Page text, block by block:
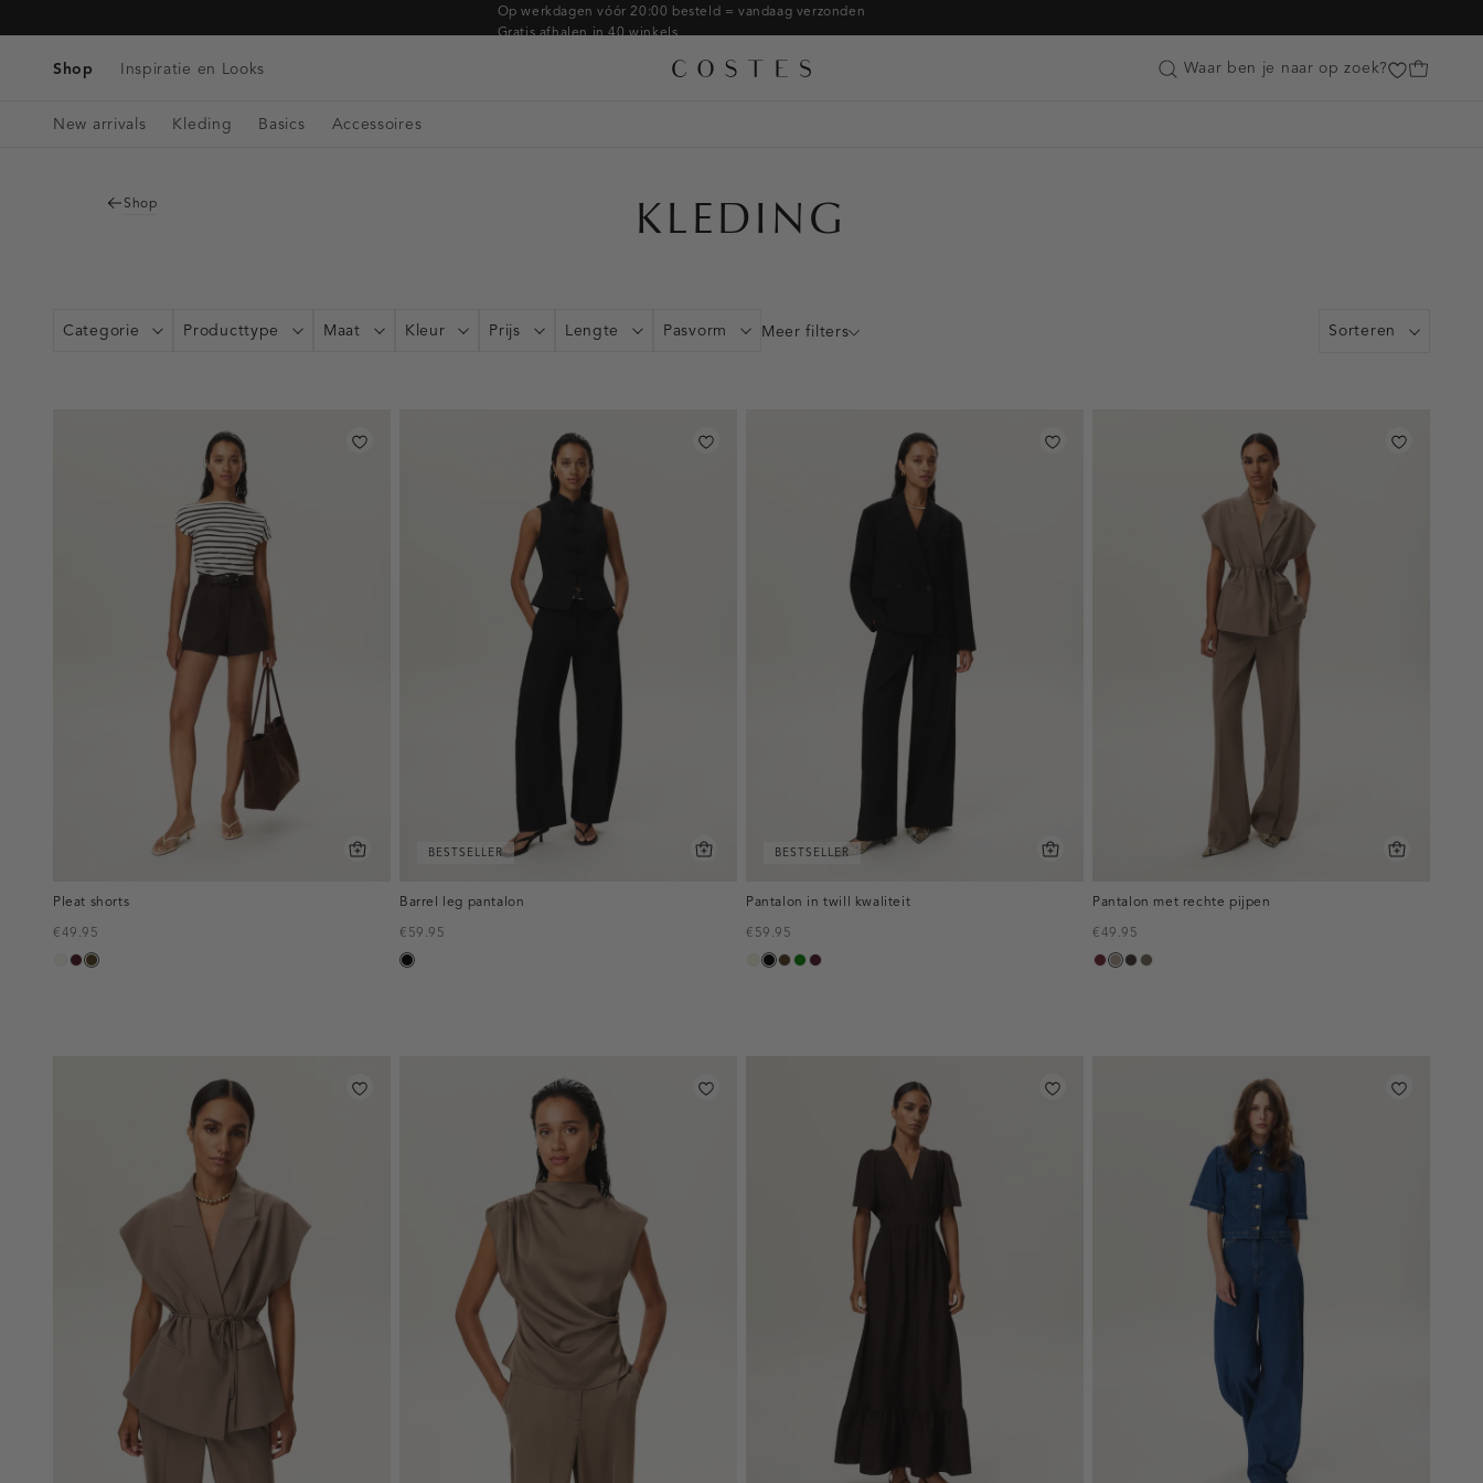
direct naar
hoofdinhoud
Op werkdagen vóór 20:00 besteld = vandaag verzonden
Gratis afhalen in 40 winkels
Betaal zoals jij wilt: o.a. Bancontact, Riverty, Apple pay & creditcard
Customer Care
Shop Inspiratie en Looks Waar ben je naar op zoek?
New arrivals Kleding
Singlets
Denim
Basics Accessoires
Riemen
Bag charms
Armbanden
Ringen
Shop KLEDING
Categorie Producttype Maat Kleur Prijs Lengte Pasvorm Sorteren
Meer filters
Pleat shorts
€49.95
creme,
pruim,
toffee
BESTSELLER
Barrel leg pantalon
€59.95
zwart
BESTSELLER
Pantalon in twill kwaliteit
€59.95
ecru
zwart
toffee
groenpruim,
Pantalon met rechte pijpen
€49.95
bordeaux,
taupe,
choco,
bruin